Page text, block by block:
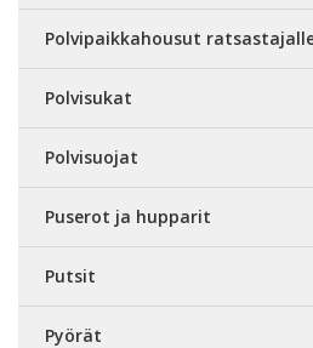
Polvipaikkahousut
Polvisukat
Polvisuojat
Puserot ja hupparit
Putsit
Pyörät